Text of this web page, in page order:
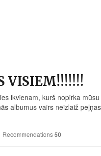
VISIEM!!!!!!!
ikvienam, kurš nopirka
albumus vairs neizlaiž
Recommendations50